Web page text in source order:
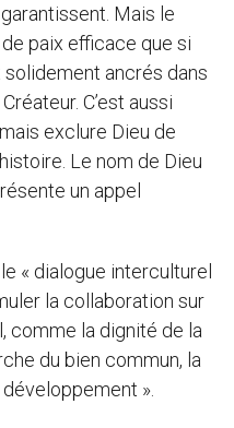
Mais le
paix efficace que si
ancrés dans
C’est aussi
exclure Dieu de
Le nom de Dieu
un appel
« dialogue interculturel
la collaboration sur
comme la dignité de la
du bien commun, la
».